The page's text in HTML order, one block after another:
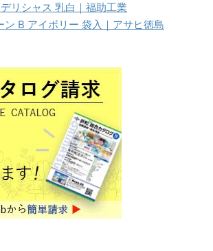
リシャス 乳白｜福助工業
ン B アイボリー 袋入｜アサヒ徳島